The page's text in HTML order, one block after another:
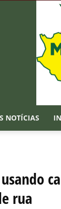
NOTÍCIAS
rua